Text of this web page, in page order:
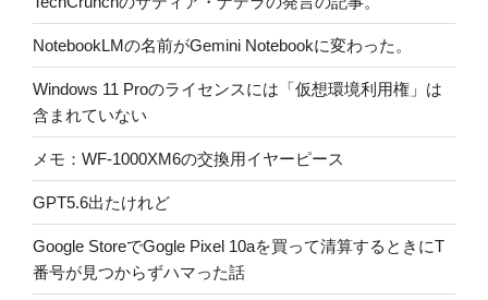
NotebookLMの名前がGemini Notebookに変わった。
Windows 11 Proのライセンスには「仮想環境利用権」は
含まれていない
メモ：WF-1000XM6の交換用イヤーピース
GPT5.6出たけれど
Google StoreでGogle Pixel 10aを買って清算するときにT
番号が見つからずハマった話